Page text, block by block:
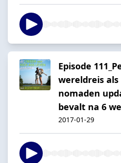
Episode
wereldreis
nomaden
bevalt na 6
2017-01-29